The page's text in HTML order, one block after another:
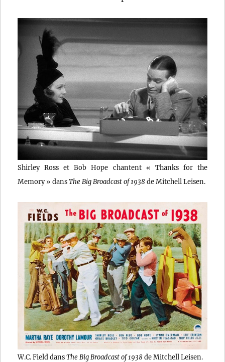
Shirley Ross et Bob Hope chantent « Thanks for the
Memory » dansThe Big Broadcast of 1938 de Mitchell Leisen.
W.C. Field dansThe Big Broadcast of 1938 de Mitchell Leisen.